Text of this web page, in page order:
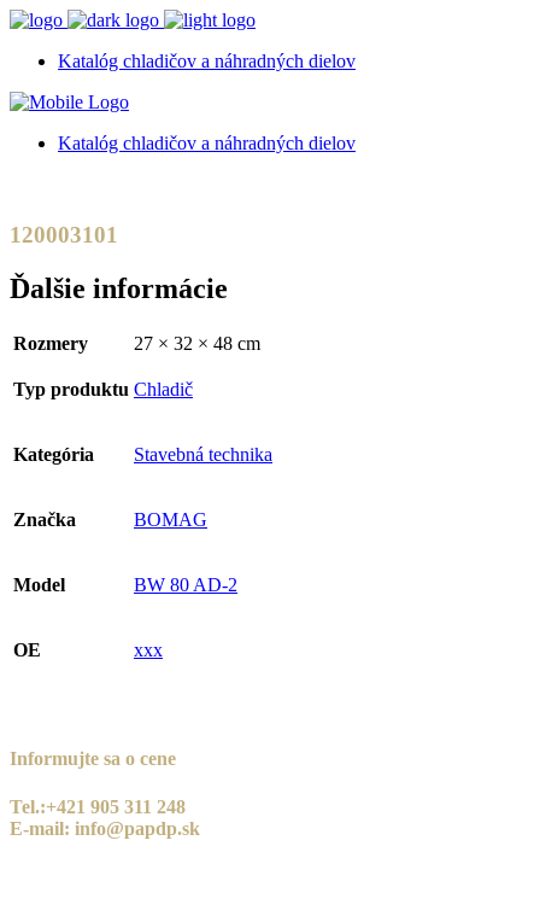
Katalóg chladičov a náhradných dielov
Katalóg chladičov a náhradných dielov
120003101
Ďalšie informácie
Rozmery 27 × 32 × 48 cm
Typ produktu Chladič
Kategória Stavebná technika
Značka BOMAG
Model BW 80 AD-2
OE xxx
Informujte sa o cene
Tel.:+421 905 311 248
E-mail: info@papdp.sk